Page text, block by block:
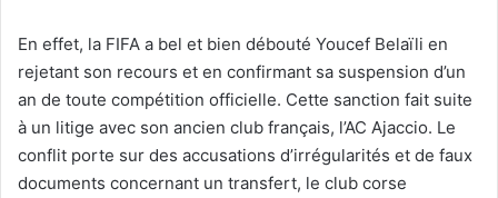
En effet, la FIFA a bel et bien débouté Youcef Belaïli en
rejetant son recours et en confirmant sa suspension d’un
an de toute compétition officielle. Cette sanction fait suite
à un litige avec son ancien club français, l’AC Ajaccio. Le
conflit porte sur des accusations d’irrégularités et de faux
documents concernant un transfert, le club corse